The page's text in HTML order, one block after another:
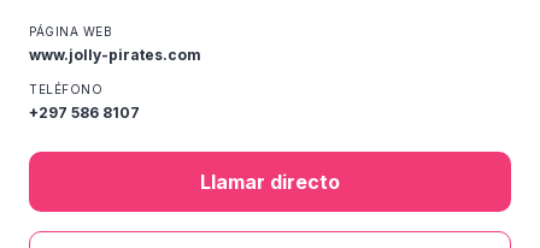
PÁGINA WEB
www.jolly-pirates.com
TELÉFONO
+297 586 8107
Llamar directo